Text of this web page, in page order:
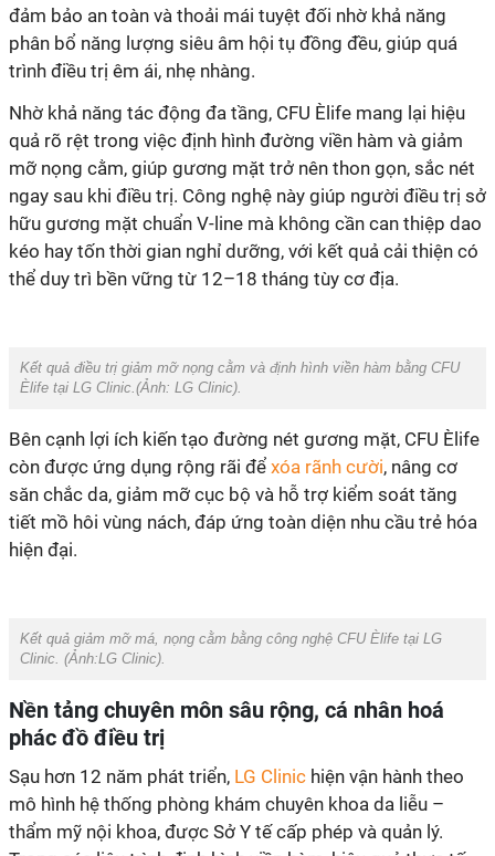
đảm bảo an toàn và thoải mái tuyệt đối nhờ khả năng
phân bổ năng lượng siêu âm hội tụ đồng đều, giúp quá
trình điều trị êm ái, nhẹ nhàng.
Nhờ khả năng tác động đa tầng, CFU Èlife mang lại hiệu
quả rõ rệt trong việc định hình đường viền hàm và giảm
mỡ nọng cằm, giúp gương mặt trở nên thon gọn, sắc nét
ngay sau khi điều trị. Công nghệ này giúp người điều trị sở
hữu gương mặt chuẩn V-line mà không cần can thiệp dao
kéo hay tốn thời gian nghỉ dưỡng, với kết quả cải thiện có
thể duy trì bền vững từ 12–18 tháng tùy cơ địa.
Kết quả điều trị giảm mỡ nọng cằm và định hình viền hàm bằng CFU
Èlife tại LG Clinic.(Ảnh: LG Clinic).
Bên cạnh lợi ích kiến tạo đường nét gương mặt, CFU Èlife
còn được ứng dụng rộng rãi để xóa rãnh cười, nâng cơ
săn chắc da, giảm mỡ cục bộ và hỗ trợ kiểm soát tăng
tiết mồ hôi vùng nách, đáp ứng toàn diện nhu cầu trẻ hóa
hiện đại.
Kết quả giảm mỡ má, nọng cằm bằng công nghệ CFU Èlife tại LG
Clinic. (Ảnh:LG Clinic).
Nền tảng chuyên môn sâu rộng, cá nhân hoá
phác đồ điều trị
Sạu hơn 12 năm phát triển, LG Clinic hiện vận hành theo
mô hình hệ thống phòng khám chuyên khoa da liễu –
thẩm mỹ nội khoa, được Sở Y tế cấp phép và quản lý.